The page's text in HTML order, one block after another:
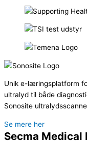
Unik e-læringsplatform
ultralyd til både
Sonosite
Se mere her
Secma